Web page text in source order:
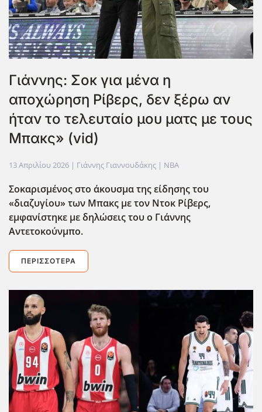
Γιάννης: Σοκ για μένα η
αποχώρηση Ρίβερς, δεν ξέρω αν
ήταν το τελευταίο μου ματς με τους
Μπακς» (vid)
13 Απριλίου 2026 | Γιάννης Γιαννουδάκης | NBA
Σοκαρισμένος στο άκουσμα της είδησης του
«διαζυγίου» των Μπακς με τον Ντοκ Ρίβερς,
εμφανίστηκε με δηλώσεις του ο Γιάννης
Αντετοκούνμπο.
ΠΕΡΙΣΣΌΤΕΡΑ